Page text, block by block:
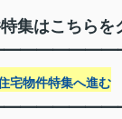
集はこちらを
宅物件特集へ進む